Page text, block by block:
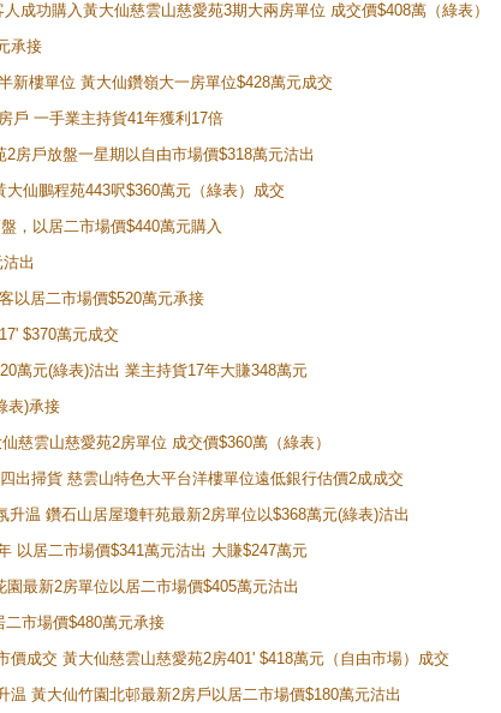
成功購入黃大仙慈雲山慈愛苑3期大兩房單位 成交價$408萬（綠表）
承接
新樓單位 黃大仙鑽嶺大一房單位$428萬元成交
戶 一手業主持貨41年獲利17倍
房戶放盤一星期以自由市場價$318萬元沽出
仙鵬程苑443呎$360萬元（綠表）成交
，以居二市場價$440萬元購入
出
以居二市場價$520萬元承接
$370萬元成交
萬元(綠表)沽出 業主持貨17年大賺348萬元
表)承接
慈雲山慈愛苑2房單位 成交價$360萬（綠表）
出掃貨 慈雲山特色大平台洋樓單位遠低銀行估價2成成交
温 鑽石山居屋瓊軒苑最新2房單位以$368萬元(綠表)沽出
以居二市場價$341萬元沽出 大賺$247萬元
最新2房單位以居二市場價$405萬元沽出
市場價$480萬元承接
成交 黃大仙慈雲山慈愛苑2房401' $418萬元（自由市場）成交
黃大仙竹園北邨最新2房戶以居二市場價$180萬元沽出